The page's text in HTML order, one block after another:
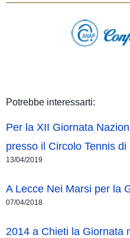
Potrebbe interessarti:
Per la XII Giornata
presso il Circolo Tennis di
13/04/2019
A Lecce Nei Marsi per la
07/04/2018
2014 a Chieti la Giornata